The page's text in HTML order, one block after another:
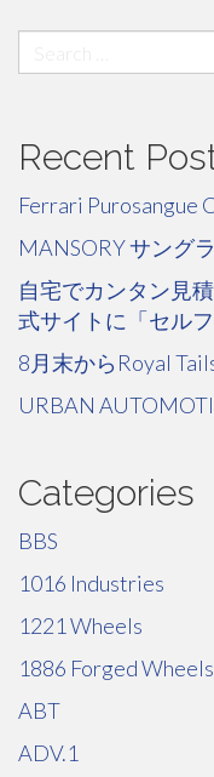
for:
Recent
Ferrari Purosangue
MANSORY サング
自宅でカンタン見
式サイトに「セル
8月末からRoyal
URBAN
Categories
BBS
1016 Industries
1221 Wheels
1886 Forged Wheels
ABT
ADV.1